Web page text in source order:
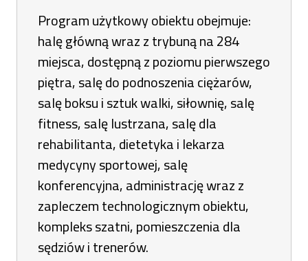
Program użytkowy obiektu obejmuje:
halę główną wraz z trybuną na 284
miejsca, dostępną z poziomu pierwszego
piętra, salę do podnoszenia ciężarów,
salę boksu i sztuk walki, siłownię, salę
fitness, salę lustrzana, salę dla
rehabilitanta, dietetyka i lekarza
medycyny sportowej, salę
konferencyjna, administrację wraz z
zapleczem technologicznym obiektu,
kompleks szatni, pomieszczenia dla
sędziów i trenerów.